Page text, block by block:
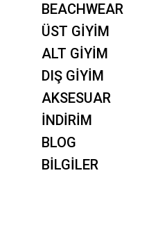
BEACHWEAR
ÜST GİYİM
ALT GİYİM
DIŞ GİYİM
AKSESUAR
İNDİRİM
BLOG
BİLGİLER